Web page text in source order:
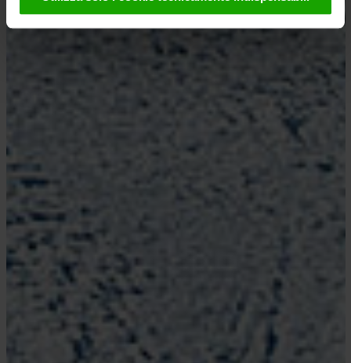
Questi dati verranno trasmessi solo in forma
eventuale successiva disattivazione sono disponibili nella
nostra informativa sulla privacy.